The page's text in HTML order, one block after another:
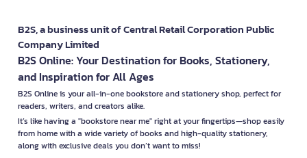
B2S, a business unit of Central Retail Corporation Public
Company Limited
B2S Online: Your Destination for Books, Stationery,
and Inspiration for All Ages
B2S Online is your all-in-one bookstore and stationery shop, perfect for
readers, writers, and creators alike.
It’s like having a "bookstore near me" right at your fingertips—shop easily
from home with a wide variety of books and high-quality stationery,
along with exclusive deals you don’t want to miss!